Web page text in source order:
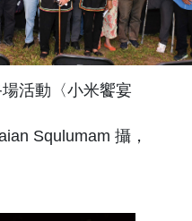
活動〈小米饗宴
Squlumam 攝，